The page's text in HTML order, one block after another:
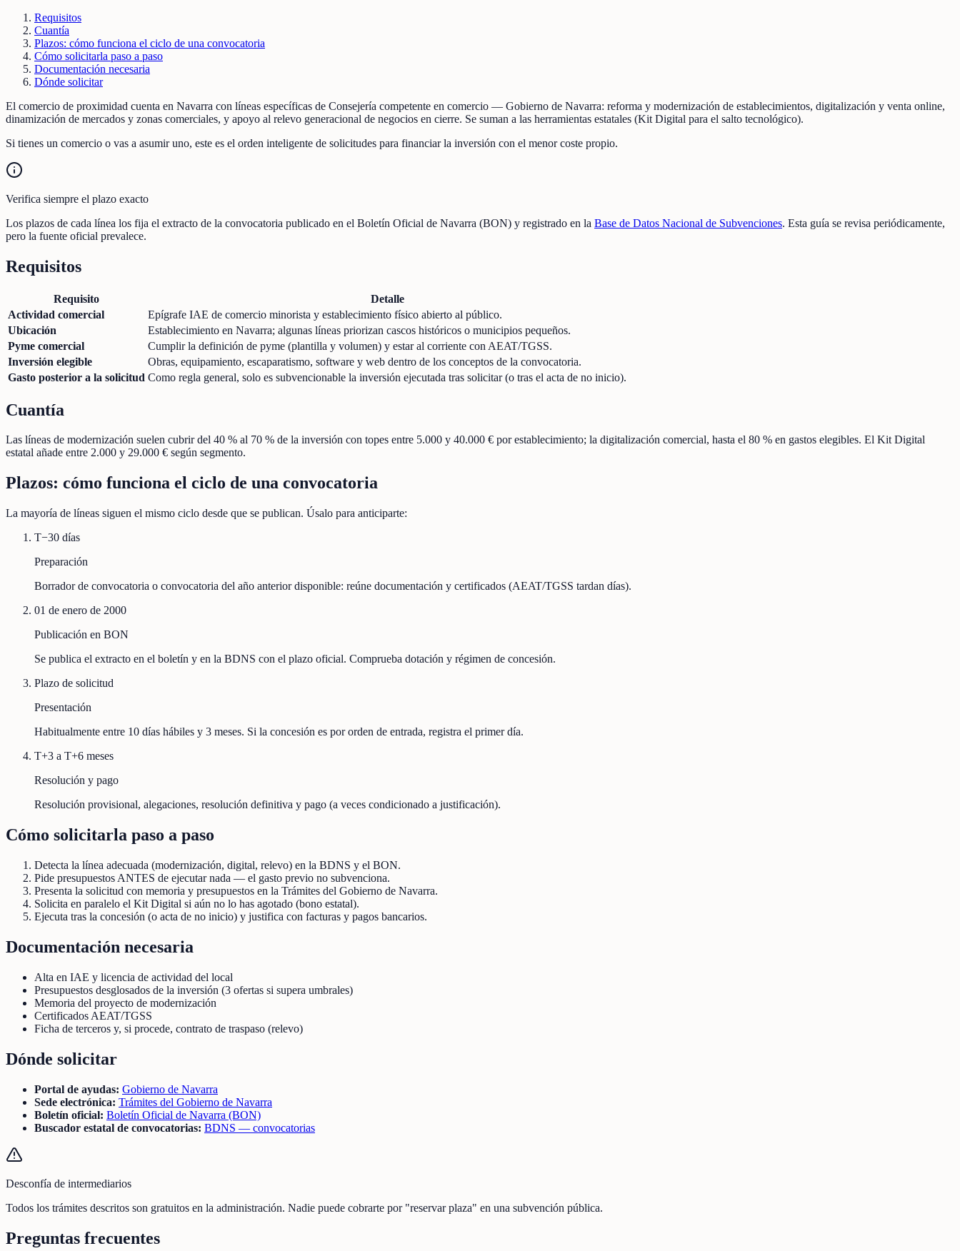
Requisitos
Cuantía
Plazos: cómo funciona el ciclo de una convocatoria
Cómo solicitarla paso a paso
Documentación necesaria
Dónde solicitar
El comercio de proximidad cuenta en Navarra con líneas específicas de Consejería competente en comercio — Gobierno de Navarra: reforma y modernización de establecimientos, digitalización y venta online,
dinamización de mercados y zonas comerciales, y apoyo al relevo generacional de negocios en cierre. Se suman a las herramientas estatales (Kit Digital para el salto tecnológico).
Si tienes un comercio o vas a asumir uno, este es el orden inteligente de solicitudes para financiar la inversión con el menor coste propio.
Verifica siempre el plazo exacto
Los plazos de cada línea los fija el extracto de la convocatoria publicado en el Boletín Oficial de Navarra (BON) y registrado en la Base de Datos Nacional de Subvenciones. Esta guía se revisa periódicamente,
pero la fuente oficial prevalece.
Requisitos
Requisito
Detalle
Actividad comercial
Epígrafe IAE de comercio minorista y establecimiento físico abierto al público.
Ubicación
Establecimiento en Navarra; algunas líneas priorizan cascos históricos o municipios pequeños.
Pyme comercial
Cumplir la definición de pyme (plantilla y volumen) y estar al corriente con AEAT/TGSS.
Inversión elegible
Obras, equipamiento, escaparatismo, software y web dentro de los conceptos de la convocatoria.
Gasto posterior a la solicitud Como regla general, solo es subvencionable la inversión ejecutada tras solicitar (o tras el acta de no inicio).
Cuantía
Las líneas de modernización suelen cubrir del 40 % al 70 % de la inversión con topes entre 5.000 y 40.000 € por establecimiento; la digitalización comercial, hasta el 80 % en gastos elegibles. El Kit Digital
estatal añade entre 2.000 y 29.000 € según segmento.
Plazos: cómo funciona el ciclo de una convocatoria
La mayoría de líneas siguen el mismo ciclo desde que se publican. Úsalo para anticiparte:
T−30 días
Preparación
Borrador de convocatoria o convocatoria del año anterior disponible: reúne documentación y certificados (AEAT/TGSS tardan días).
01 de enero de 2000
Publicación en BON
Se publica el extracto en el boletín y en la BDNS con el plazo oficial. Comprueba dotación y régimen de concesión.
Plazo de solicitud
Presentación
Habitualmente entre 10 días hábiles y 3 meses. Si la concesión es por orden de entrada, registra el primer día.
T+3 a T+6 meses
Resolución y pago
Resolución provisional, alegaciones, resolución definitiva y pago (a veces condicionado a justificación).
Cómo solicitarla paso a paso
Detecta la línea adecuada (modernización, digital, relevo) en la BDNS y el BON.
Pide presupuestos ANTES de ejecutar nada — el gasto previo no subvenciona.
Presenta la solicitud con memoria y presupuestos en la Trámites del Gobierno de Navarra.
Solicita en paralelo el Kit Digital si aún no lo has agotado (bono estatal).
Ejecuta tras la concesión (o acta de no inicio) y justifica con facturas y pagos bancarios.
Documentación necesaria
Alta en IAE y licencia de actividad del local
Presupuestos desglosados de la inversión (3 ofertas si supera umbrales)
Memoria del proyecto de modernización
Certificados AEAT/TGSS
Ficha de terceros y, si procede, contrato de traspaso (relevo)
Dónde solicitar
Portal de ayudas: Gobierno de Navarra
Sede electrónica: Trámites del Gobierno de Navarra
Boletín oficial: Boletín Oficial de Navarra (BON)
Buscador estatal de convocatorias: BDNS — convocatorias
Desconfía de intermediarios
Todos los trámites descritos son gratuitos en la administración. Nadie puede cobrarte por "reservar plaza" en una subvención pública.
Preguntas frecuentes